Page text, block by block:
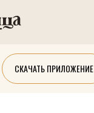
СКАЧАТЬ ПРИЛОЖЕНИЕ